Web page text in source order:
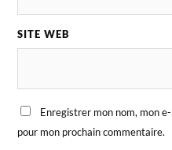
SITE WEB
Enregistrer mon nom, mon
pour mon prochain commentaire.